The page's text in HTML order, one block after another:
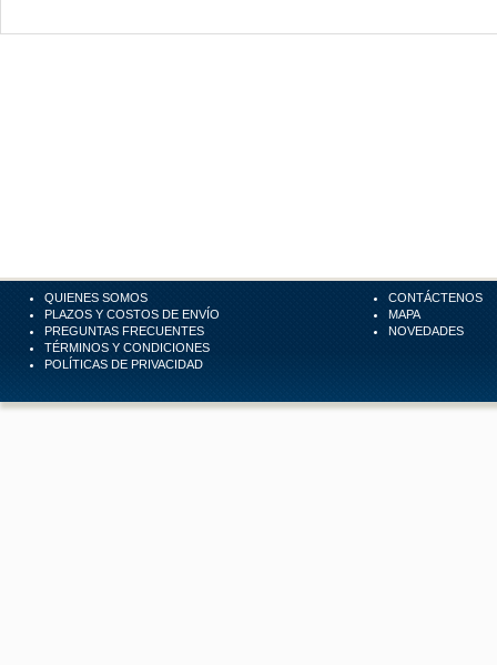
QUIENES SOMOS
PLAZOS Y COSTOS DE ENVÍO
PREGUNTAS FRECUENTES
TÉRMINOS Y CONDICIONES
POLÍTICAS DE PRIVACIDAD
CONTÁCTENOS
MAPA
NOVEDADES